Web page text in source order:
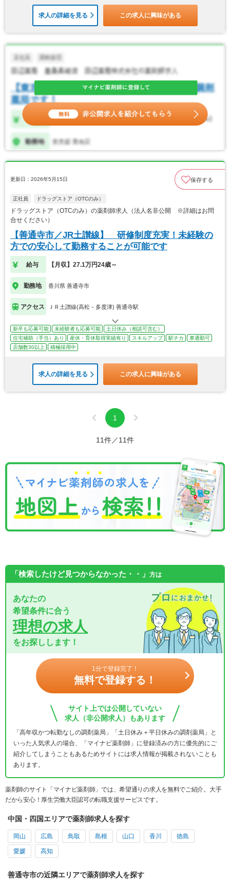
求人の詳細を見る この求人に興味がある
更新日：2026年5月15日 保存する
正社員 ドラッグストア（OTCのみ）
ドラッグストア（OTCのみ）の薬剤師求人（法人名非公開 ※詳細はお問
合せください）
【善通寺市／JR土讃線】 研修制度充実！未経験の
方での安心して勤務することが可能です
給与 【月収】27.1万円24歳～
勤務地 香川県 善通寺市
アクセス ＪＲ土讃線(高松－多度津) 善通寺駅
新卒も応募可能 未経験者も応募可能
土日休み（相談可含む）
住宅補助（手当）あり
産休・育休取得実績有り スキルアップ 駅チカ
車通勤可
店舗数30以上
積極採用中
求人の詳細を見る この求人に興味がある
1
11件／11件
「検索したけど見つからなかった・・」 方は
あなたの
希望条件に合う
理想の求人
をお探しします！
1分で登録完了！
無料で登録する！
サイト上では公開していない
求人（非公開求人）もあります
「高年収かつ転勤なしの調剤薬局」「土日休み＋平日休みの調剤薬局」と
いった人気求人の場合、「マイナビ薬剤師」に登録済みの方に優先的にご
紹介してしまうこともあるためサイトには求人情報が掲載されないことも
あります。
薬剤師のサイト「マイナビ薬剤師」では、希望通りの求人を無料でご紹介。大手
だから安心！厚生労働大臣認可の転職支援サービスです。
中国・四国エリアで薬剤師求人を探す
岡山 広島 鳥取 島根 山口 香川 徳島
愛媛 高知
善通寺市の近隣エリアで薬剤師求人を探す